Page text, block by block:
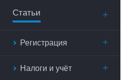
Статьи
Регистрация
Налоги и учёт